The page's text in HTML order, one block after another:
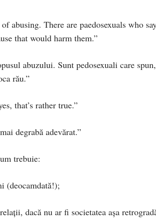
abusing. There are paedosexuals who
that would harm them.”
abuzului. Sunt pedosexuali care spun,
rău.”
that’s rather true.”
degrabă adevărat.”
trebuie:
(deocamdată!);
dacă nu ar fi societatea aşa